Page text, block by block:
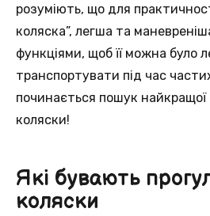
розуміють, що для
коляска”, легша та
функціями, щоб її можна було
транспортувати під час
починається пошук найкращої
коляски!
Які бувають
коляски